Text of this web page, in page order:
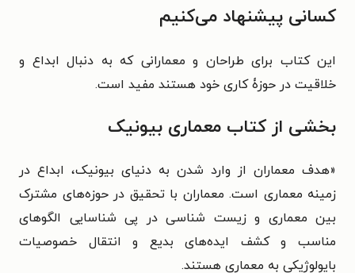
کسانی پیشنهاد می‌کنیم
این کتاب برای طراحان و معمارانی که به دنبال ابداع و
خلاقیت در حوزۀ کاری خود هستند مفید است.
بخشی از کتاب معماری بیونیک
«هدف معماران از وارد شدن به دنیای بیونیک، ابداع در
زمینه معماری است. معماران با تحقیق در حوزه‌های مشترک
بین معماری و زیست شناسی در پی شناسایی الگو‌های
مناسب و کشف ایده‌های بدیع و انتقال خصوصیات
بایولوژیکی به معماری هستند.